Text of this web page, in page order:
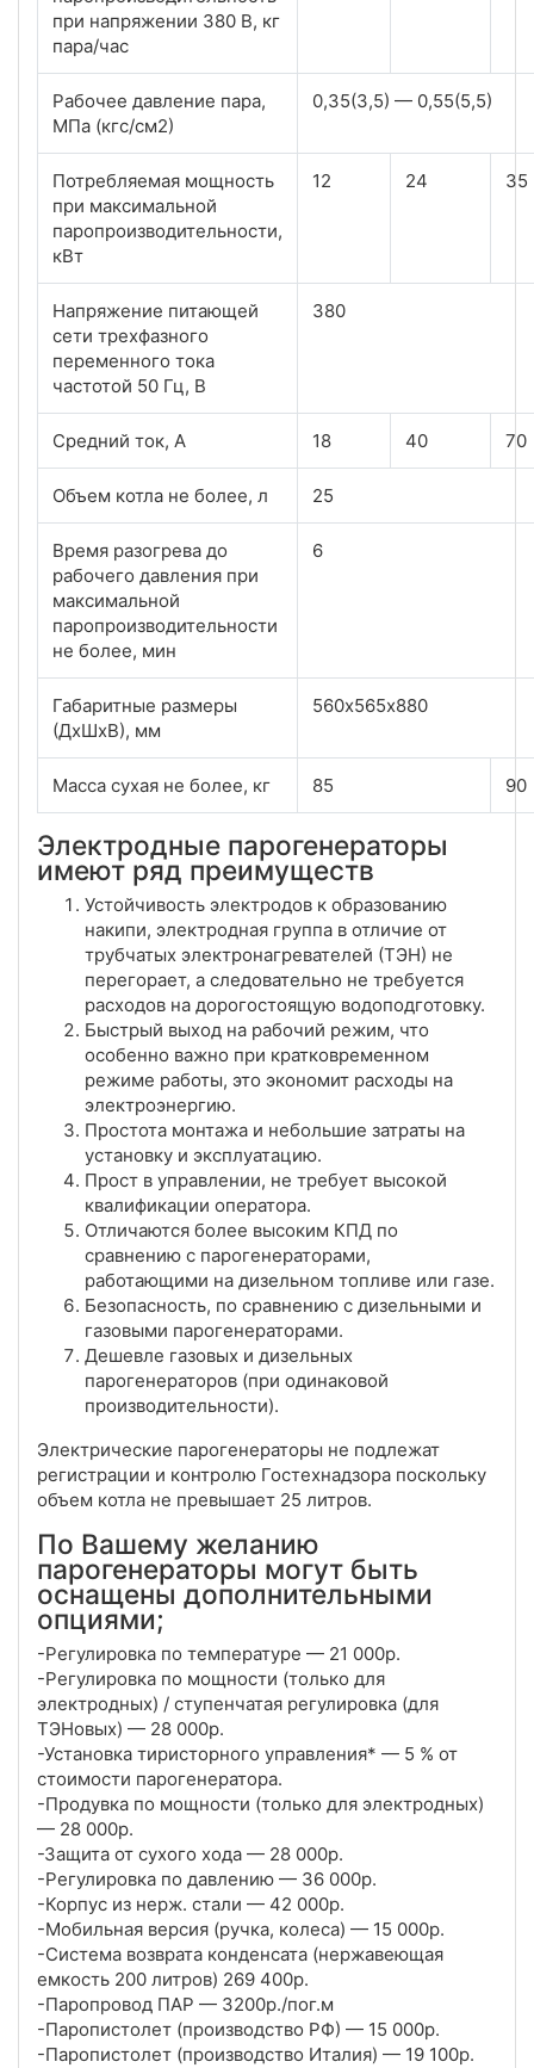
при напряжении 380 В, кг
пара/час
Рабочее давление пара,
МПа (кгс/см2)
0,35(3,5) — 0,55(5,5)
Потребляемая мощность
при максимальной
паропроизводительности,
кВт
12 24 35
Напряжение питающей
сети трехфазного
переменного тока
частотой 50 Гц, В
380
Средний ток, А 18 40 70
Объем котла не более, л 25
Время разогрева до
рабочего давления при
максимальной
паропроизводительности
не более, мин
6
Габаритные размеры
(ДхШхВ), мм
560х565х880
Масса сухая не более, кг 85 90
Электродные парогенераторы
имеют ряд преимуществ
Устойчивость электродов к образованию
накипи, электродная группа в отличие от
трубчатых электронагревателей (ТЭН) не
перегорает, а следовательно не требуется
расходов на дорогостоящую водоподготовку.
Быстрый выход на рабочий режим, что
особенно важно при кратковременном
режиме работы, это экономит расходы на
электроэнергию.
Простота монтажа и небольшие затраты на
установку и эксплуатацию.
Прост в управлении, не требует высокой
квалификации оператора.
Отличаются более высоким КПД по
сравнению с парогенераторами,
работающими на дизельном топливе или газе.
Безопасность, по сравнению с дизельными и
газовыми парогенераторами.
Дешевле газовых и дизельных
парогенераторов (при одинаковой
производительности).
Электрические парогенераторы не подлежат
регистрации и контролю Гостехнадзора поскольку
объем котла не превышает 25 литров.
По Вашему желанию
парогенераторы могут быть
оснащены дополнительными
опциями;
-Регулировка по температуре — 21 000р.
-Регулировка по мощности (только для
электродных) / ступенчатая регулировка (для
ТЭНовых) — 28 000р.
-Установка тиристорного управления* — 5 % от
стоимости парогенератора.
-Продувка по мощности (только для электродных)
— 28 000р.
-Защита от сухого хода — 28 000р.
-Регулировка по давлению — 36 000р.
-Корпус из нерж. стали — 42 000р.
-Мобильная версия (ручка, колеса) — 15 000р.
-Система возврата конденсата (нержавеющая
емкость 200 литров) 269 400р.
-Паропровод ПАР — 3200р./пог.м
-Паропистолет (производство РФ) — 15 000р.
-Паропистолет (производство Италия) — 19 100р.